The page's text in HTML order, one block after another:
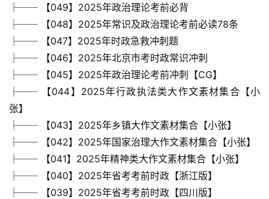
儿
童
英
语
启
蒙
├── 【049】2025年政治理论考前必背
├── 【048】2025年常识及政治理论考前必读78条
├── 【047】2025年时政急救冲刺题
├── 【046】2025年北京市考时政常识冲刺
├── 【045】2025年政治理论考前冲刺【CG】
├── 【044】2025年行政执法类大作文素材集合【小
张】
├── 【043】2025年乡镇大作文素材集合【小张】
├── 【042】2025年国家治理大作文素材集合【小张】
├── 【041】2025年精神类大作文素材集合【小张】
├── 【040】2025年省考考前时政【浙江版】
├── 【039】2025年省考考前时政【四川版】